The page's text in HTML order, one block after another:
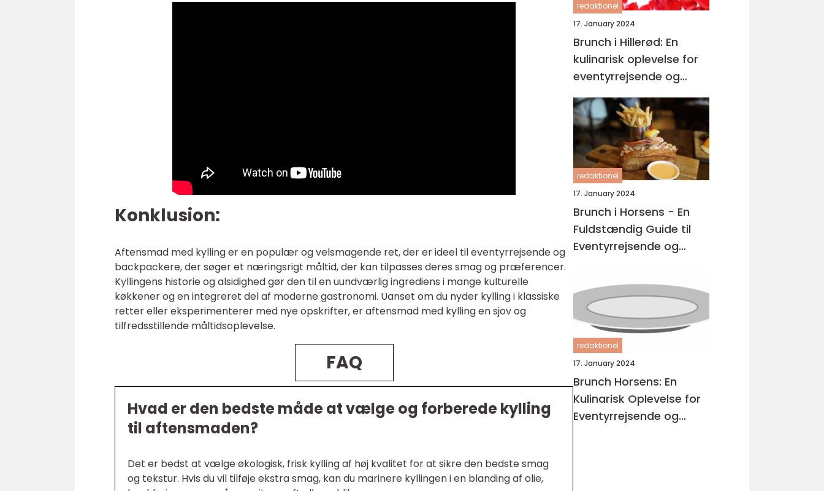
Konklusion:
Aftensmad med kylling er en populær og velsmagende ret, der er ideel til eventyrrejsende og
backpackere, der søger et næringsrigt måltid, der kan tilpasses deres smag og præferencer.
Kyllingens historie og alsidighed gør den til en uundværlig ingrediens i mange kulturelle
køkkener og en integreret del af moderne gastronomi. Uanset om du nyder kylling i klassiske
retter eller eksperimenterer med nye opskrifter, er aftensmad med kylling en sjov og
tilfredsstillende måltidsoplevelse.
FAQ
Hvad er den bedste måde at vælge og forberede kylling
til aftensmaden?
Det er bedst at vælge økologisk, frisk kylling af høj kvalitet for at sikre den bedste smag
og tekstur. Hvis du vil tilføje ekstra smag, kan du marinere kyllingen i en blanding af olie,
redaktionel
17. January 2024
Brunch i Hillerød: En
kulinarisk oplevelse for
eventyrrejsende og
backpackere
redaktionel
17. January 2024
Brunch i Horsens - En
Fuldstændig Guide til
Eventyrrejsende og
redaktionel
17. January 2024
Brunch Horsens: En
Kulinarisk Oplevelse for
Eventyrrejsende og